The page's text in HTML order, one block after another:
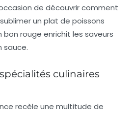
de découvrir comment
un plat de poissons
bon rouge enrichit les saveurs
sauce.
culinaires
recèle une multitude de